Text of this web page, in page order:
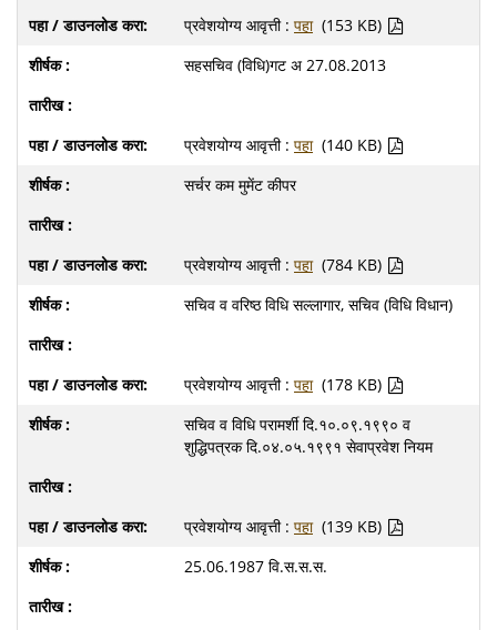
प्रवेशयोग्य आवृत्ती : पहा (153 KB)
सहसचिव (विधि)गट अ 27.08.2013
प्रवेशयोग्य आवृत्ती : पहा (140 KB)
सर्चर कम मुमेंट कीपर
प्रवेशयोग्य आवृत्ती : पहा (784 KB)
सचिव व वरिष्ठ विधि सल्लागार, सचिव (विधि विधान)
प्रवेशयोग्य आवृत्ती : पहा (178 KB)
सचिव व विधि परामर्शी दि.१०.०९.१९९० व
शुद्धिपत्रक दि.०४.०५.१९९१ सेवाप्रवेश नियम
प्रवेशयोग्य आवृत्ती : पहा (139 KB)
25.06.1987 वि.स.स.स.